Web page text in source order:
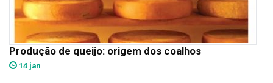
Produção de queijo: origem dos coalhos
14 jan